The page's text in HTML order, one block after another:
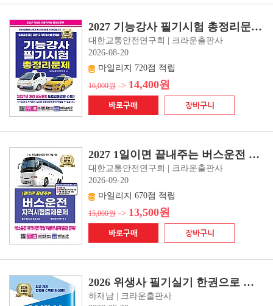
2027 기능강사 필기시험 총정리문제(개정12판 1쇄)
대한교통안전연구회 | 크라운출판사
2026-08-20
마일리지 720점 적립
16,000원 -> 14,400원
2027 1일이면 끝내주는 버스운전 자격시험 출제문제(개정13판 1쇄)
대한교통안전연구회 | 크라운출판사
2026-09-20
마일리지 670점 적립
15,000원 -> 13,500원
2026 위생사 필기실기 한권으로 합격하기(개정14판 1쇄)
하재남 | 크라운출판사